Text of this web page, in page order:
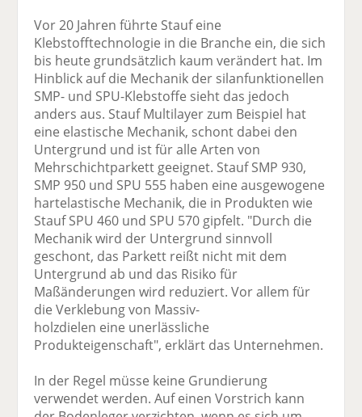
Vor 20 Jahren führte Stauf eine
Klebstofftechnologie in die Branche ein, die sich
bis heute grundsätzlich kaum verändert hat. Im
Hinblick auf die Mechanik der silanfunktionellen
SMP- und SPU-Klebstoffe sieht das jedoch
anders aus. Stauf Multilayer zum Beispiel hat
eine elastische Mechanik, schont dabei den
Untergrund und ist für alle Arten von
Mehrschichtparkett geeignet. Stauf SMP 930,
SMP 950 und SPU 555 haben eine ausgewogene
hartelastische Mechanik, die in Produkten wie
Stauf SPU 460 und SPU 570 gipfelt. "Durch die
Mechanik wird der Untergrund sinnvoll
geschont, das Parkett reißt nicht mit dem
Untergrund ab und das Risiko für
Maßänderungen wird reduziert. Vor allem für
die Verklebung von Massiv-
holzdielen eine unerlässliche
Produkteigenschaft", erklärt das Unternehmen.
In der Regel müsse keine Grundierung
verwendet werden. Auf einen Vorstrich kann